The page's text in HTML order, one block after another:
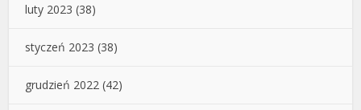
luty 2023 (38)
styczeń 2023 (38)
grudzień 2022 (42)